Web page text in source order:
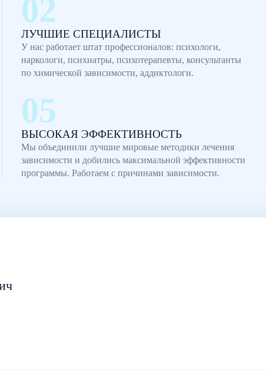
ЛУЧШИЕ СПЕЦИАЛИСТЫ
У нас работает штат профессионалов: психологи,
наркологи, психиатры, психотерапевты, консультанты
по химической зависимости, аддиктологи.
ВЫСОКАЯ ЭФФЕКТИВНОСТЬ
Мы объединили лучшие мировые методики лечения
зависимости и добились максимальной эффективности
программы. Работаем с причинами зависимости.